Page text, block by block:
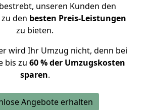
unseren Kunden den
den besten Preis-Leistungen
zu bieten.
wird Ihr Umzug nicht, denn bei
bis zu 60 % der Umzugskosten
sparen.
Angebote erhalten